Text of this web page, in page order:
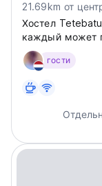
21.69km от
Хостел
каждый может
участвовать
туры. У всех
атмосферой.
гости